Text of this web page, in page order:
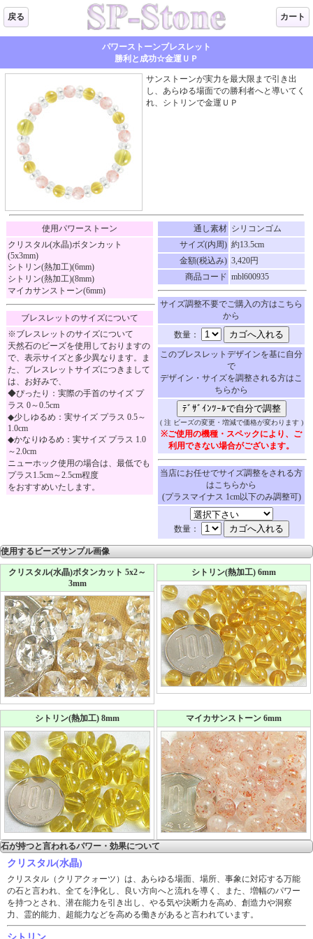
戻る カート
パワーストーンブレスレット
勝利と成功☆金運ＵＰ
サンストーンが実力を最大限まで引き出
し、あらゆる場面での勝利者へと導いてく
れ、シトリンで金運ＵＰ
使用パワーストーン
クリスタル(水晶)ボタンカット
(5x3mm)
シトリン(熱加工)(6mm)
シトリン(熱加工)(8mm)
マイカサンストーン(6mm)
ブレスレットのサイズについて
※ブレスレットのサイズについて
天然石のビーズを使用しておりますの
で、表示サイズと多少異なります。ま
た、ブレスレットサイズにつきまして
は、お好みで、
◆ぴったり：実際の手首のサイズ プ
ラス 0～0.5cm
◆少しゆるめ：実サイズ プラス 0.5～
1.0cm
◆かなりゆるめ：実サイズ プラス 1.0
～2.0cm
ニューホック使用の場合は、最低でも
プラス1.5cm～2.5cm程度
をおすすめいたします。
通し素材 シリコンゴム
サイズ(内周) 約13.5cm
金額(税込み) 3,420円
商品コード mbl600935
サイズ調整不要でご購入の方はこちら
から
数量：
このブレスレットデザインを基に自分
で
デザイン・サイズを調整される方はこ
ちらから
( 注 ビーズの変更・増減で価格が変わります )
※ご使用の機種・スペックにより、ご
利用できない場合がございます。
当店にお任せでサイズ調整をされる方
はこちらから
(プラスマイナス 1cm以下のみ調整可)
数量：
使用するビーズサンプル画像
クリスタル(水晶)ボタンカット 5x2～
3mm
シトリン(熱加工) 6mm
シトリン(熱加工) 8mm マイカサンストーン 6mm
石が持つと言われるパワー・効果について
クリスタル(水晶)
クリスタル（クリアクォーツ）は、あらゆる場面、場所、事象に対応する万能
の石と言われ、全てを浄化し、良い方向へと流れを導く、また、増幅のパワー
を持つとされ、潜在能力を引き出し、やる気や決断力を高め、創造力や洞察
力、霊的能力、超能力などを高める働きがあると言われています。
シトリン